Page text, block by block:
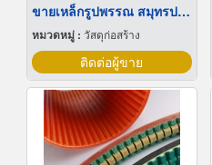
ขายเหล็กรูปพรรณ สมุทรปราการ
หมวดหมู่ : วัสดุก่อสร้าง
ติดต่อผู้ขาย